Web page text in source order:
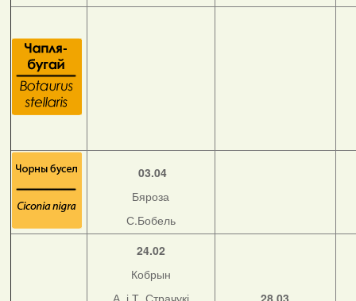
03.04
Бяроза
С.Бобель
24.02
Кобрын
А. і Т. Страчукі
28.03